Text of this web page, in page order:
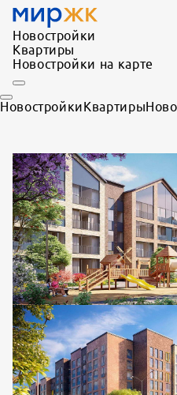
Новостройки
Квартиры
Новостройки на карте
НовостройкиКвартиры